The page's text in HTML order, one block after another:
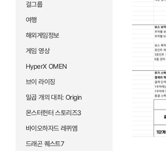
걸그룹
여행
해외게임정보
게임 영상
HyperX OMEN
브이 라이징
일곱 개의 대죄: Origin
몬스터헌터 스토리즈3
바이오하자드 레퀴엠
드래곤 퀘스트7